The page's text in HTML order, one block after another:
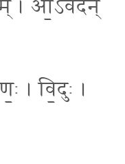
। आ॒ऽवद॑न्
। वि॒दुः ।